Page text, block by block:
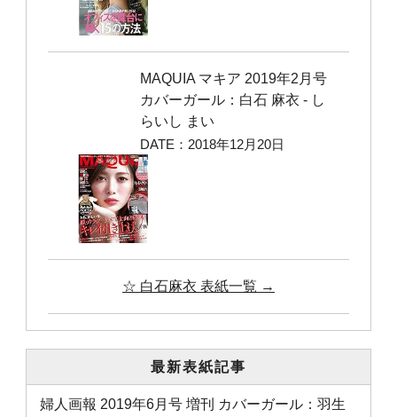
MAQUIA マキア 2019年2月号
カバーガール：白石 麻衣 ‐ し
らいし まい
DATE：2018年12月20日
☆ 白石麻衣 表紙一覧 →
最新表紙記事
婦人画報 2019年6月号 増刊 カバーガール：羽生